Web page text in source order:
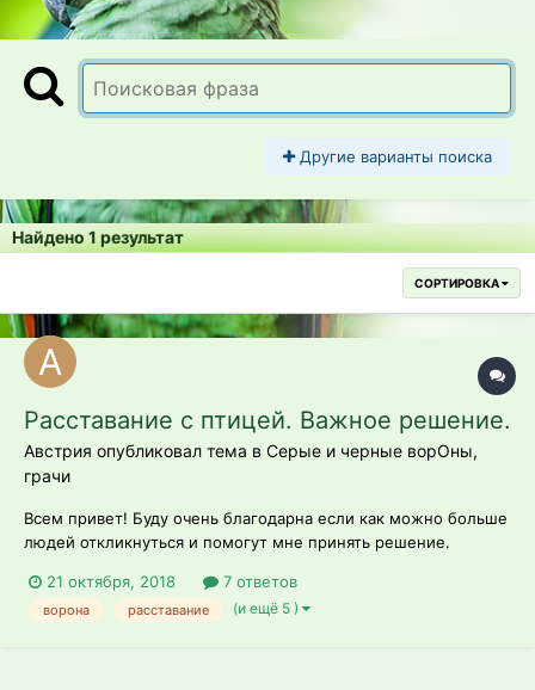
Другие варианты поиска
Найдено 1 результат
СОРТИРОВКА
Расставание с птицей. Важное решение.
Австрия опубликовал тема в Серые и черные ворОны,
грачи
Всем привет! Буду очень благодарна если как можно больше
людей откликнуться и помогут мне принять решение.
имеется ворона, два с половиной года, в неволе у меня
примерно с двухмесячного возраста. До двух лет летать не
21 октября, 2018 7 ответов
ворона расставание (и ещё 5 )